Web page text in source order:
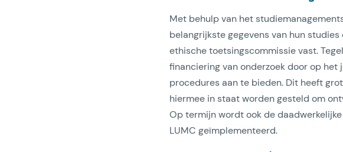
Met behulp van het
belangrijkste gegevens van hun
ethische toetsingscommissie vast.
financiering van onderzoek door op
procedures aan te bieden. Dit heeft
hiermee in staat worden gesteld om
Op termijn wordt ook de
LUMC geïmplementeerd.